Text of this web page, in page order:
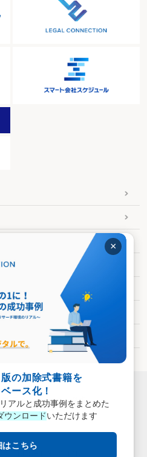
本方針
×
の加除式書籍を
ース化！
アルと成功事例をまとめた
ウンロード いただけます
はこちら